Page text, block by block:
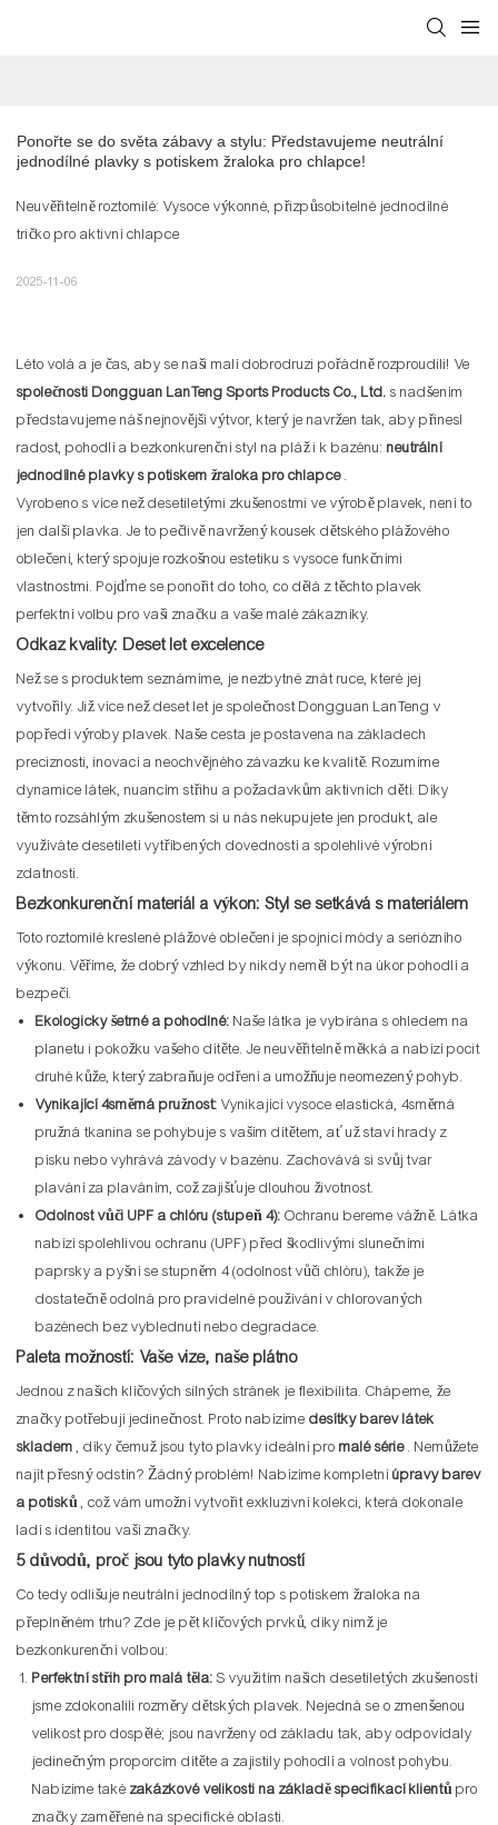
Ponořte se do světa zábavy a stylu: Představujeme neutrální
jednodílné plavky s potiskem žraloka pro chlapce!
Neuvěřitelně roztomilé: Vysoce výkonné, přizpůsobitelné jednodílné
tričko pro aktivní chlapce
2025-11-06
Léto volá a je čas, aby se naši malí dobrodruzi pořádně rozproudili! Ve
společnosti Dongguan LanTeng Sports Products Co., Ltd. s nadšením
představujeme náš nejnovější výtvor, který je navržen tak, aby přinesl
radost, pohodlí a bezkonkurenční styl na pláž i k bazénu: neutrální
jednodílné plavky s potiskem žraloka pro chlapce.
Vyrobeno s více než desetiletými zkušenostmi ve výrobě plavek, není to
jen další plavka. Je to pečlivě navržený kousek dětského plážového
oblečení, který spojuje rozkošnou estetiku s vysoce funkčními
vlastnostmi. Pojďme se ponořit do toho, co dělá z těchto plavek
perfektní volbu pro vaši značku a vaše malé zákazníky.
Odkaz kvality: Deset let excelence
Než se s produktem seznámíme, je nezbytné znát ruce, které jej
vytvořily. Již více než deset let je společnost Dongguan LanTeng v
popředí výroby plavek. Naše cesta je postavena na základech
preciznosti, inovací a neochvějného závazku ke kvalitě. Rozumíme
dynamice látek, nuancím střihu a požadavkům aktivních dětí. Díky
těmto rozsáhlým zkušenostem si u nás nekupujete jen produkt, ale
využíváte desetiletí vytříbených dovedností a spolehlivé výrobní
zdatnosti.
Bezkonkurenční materiál a výkon: Styl se setkává s materiálem
Toto roztomilé kreslené plážové oblečení je spojnicí módy a seriózního
výkonu. Věříme, že dobrý vzhled by nikdy neměl být na úkor pohodlí a
bezpečí.
Ekologicky šetrné a pohodlné: Naše látka je vybírána s ohledem na
planetu i pokožku vašeho dítěte. Je neuvěřitelně měkká a nabízí pocit
druhé kůže, který zabraňuje odření a umožňuje neomezený pohyb.
Vynikající 4směrná pružnost: Vynikající vysoce elastická, 4směrná
pružná tkanina se pohybuje s vaším dítětem, ať už staví hrady z
písku nebo vyhrává závody v bazénu. Zachovává si svůj tvar
plavání za plaváním, což zajišťuje dlouhou životnost.
Odolnost vůči UPF a chlóru (stupeň 4): Ochranu bereme vážně. Látka
nabízí spolehlivou ochranu (UPF) před škodlivými slunečními
paprsky a pyšní se stupněm 4 (odolnost vůči chlóru), takže je
dostatečně odolná pro pravidelné používání v chlorovaných
bazénech bez vyblednutí nebo degradace.
Paleta možností: Vaše vize, naše plátno
Jednou z našich klíčových silných stránek je flexibilita. Chápeme, že
značky potřebují jedinečnost. Proto nabízíme desítky barev látek
skladem, díky čemuž jsou tyto plavky ideální pro malé série. Nemůžete
najít přesný odstín? Žádný problém! Nabízíme kompletníúpravy barev
a potisků, což vám umožní vytvořit exkluzivní kolekci, která dokonale
ladí s identitou vaší značky.
5 důvodů, proč jsou tyto plavky nutností
Co tedy odlišuje neutrální jednodílný top s potiskem žraloka na
přeplněném trhu? Zde je pět klíčových prvků, díky nimž je
bezkonkurenční volbou:
Perfektní střih pro malá těla:S využitím našich desetiletých zkušeností
jsme zdokonalili rozměry dětských plavek. Nejedná se o zmenšenou
velikost pro dospělé; jsou navrženy od základu tak, aby odpovídaly
jedinečným proporcím dítěte a zajistily pohodlí a volnost pohybu.
Nabízíme také zakázkové velikosti na základě specifikací klientůpro
značky zaměřené na specifické oblasti.